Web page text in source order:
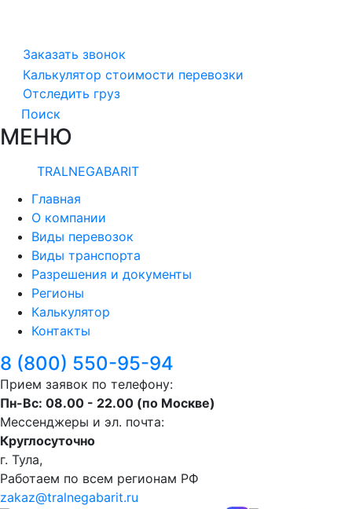
Заказать звонок
Калькулятор стоимости перевозки
Отследить груз
Поиск
МЕНЮ
TRALNEGABARIT
Главная
О компании
Виды перевозок
Виды транспорта
Разрешения и документы
Регионы
Калькулятор
Контакты
8 (800) 550-95-94
Прием заявок по телефону:
Пн-Вс: 08.00 - 22.00 (по Москве)
Мессенджеры и эл. почта:
Круглосуточно
г. Тула,
Работаем по всем регионам РФ
zakaz@tralnegabarit.ru